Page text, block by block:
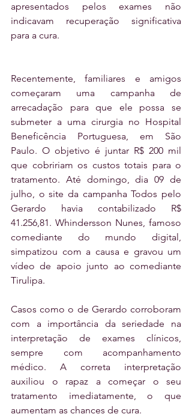
apresentados pelos exames não
indicavam recuperação significativa
para a cura.
Recentemente, familiares e amigos
começaram uma campanha de
arrecadação para que ele possa se
submeter a uma cirurgia no Hospital
Beneficência Portuguesa, em São
Paulo. O objetivo é juntar R$ 200 mil
que cobririam os custos totais para o
tratamento. Até domingo, dia 09 de
julho, o site da campanha Todos pelo
Gerardo havia contabilizado R$
41.256,81. Whindersson Nunes, famoso
comediante do mundo digital,
simpatizou com a causa e gravou um
vídeo de apoio junto ao comediante
Tirulipa.
Casos como o de Gerardo corroboram
com a importância da seriedade na
interpretação de exames clínicos,
sempre com acompanhamento
médico. A correta interpretação
auxiliou o rapaz a começar o seu
tratamento imediatamente, o que
aumentam as chances de cura.